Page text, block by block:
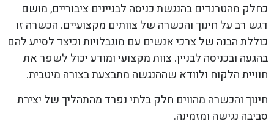
כחלק מהטרנדים בהנגשת כניסה לבניינים ציבוריים, מושם
דגש רב על חינוך והכשרה של צוותים מקצועיים. הכשרה זו
כוללת הבנה של צרכי אנשים עם מוגבלויות וכיצד לסייע להם
בהגעה ובכניסה לבניין. צוות מקצועי ומודע יכול לשפר את
חוויית הלקוח ולוודא שההנגשה מתבצעת בצורה מיטבית.
חינוך והכשרה מהווים חלק בלתי נפרד מהתהליך של יצירת
סביבה נגישה ומזמינה.